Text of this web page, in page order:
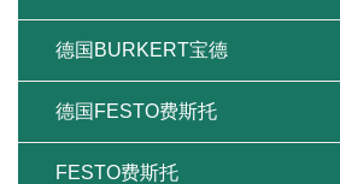
德国BURKERT宝德
德国FESTO费斯托
FESTO费斯托